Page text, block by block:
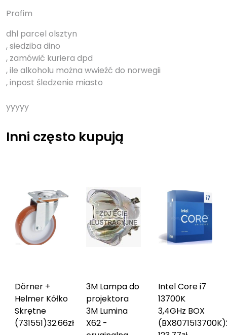
Profim
dhl parcel olsztyn
, siedziba dino
, zamówić kuriera dpd
, ile alkoholu można wwieźć do norwegii
, inpost śledzenie miasto
yyyyy
Inni często kupują
Dörner +
Helmer Kółko
Skrętne
(731551)32.66zł
3M Lampa do
projektora
3M Lumina
X62 -
Intel Core i7
13700K
3,4GHz BOX
(BX8071513700K)